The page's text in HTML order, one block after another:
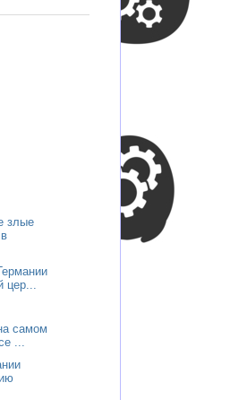
злые
цер...
самом
...